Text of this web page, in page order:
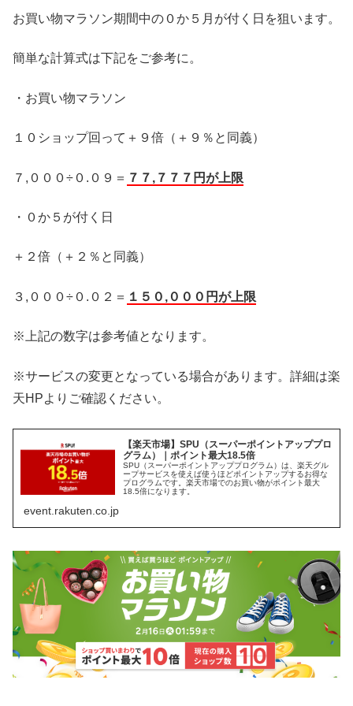
お買い物マラソン期間中の０か５月が付く日を狙います。
簡単な計算式は下記をご参考に。
・お買い物マラソン
１０ショップ回って＋９倍（＋９％と同義）
７,０００÷０.０９＝ ７７,７７７円が上限
・０か５が付く日
＋２倍（＋２％と同義）
３,０００÷０.０２＝ １５０,０００円が上限
※上記の数字は参考値となります。
※サービスの変更となっている場合があります。詳細は楽
天HPよりご確認ください。
【楽天市場】SPU（スーパーポイントアッププロ
グラム）｜ポイント最大18.5倍
SPU（スーパーポイントアッププログラム）は、楽天グル
ープサービスを使えば使うほどポイントアップするお得な
プログラムです。楽天市場でのお買い物がポイント最大
18.5倍になります。
event.rakuten.co.jp